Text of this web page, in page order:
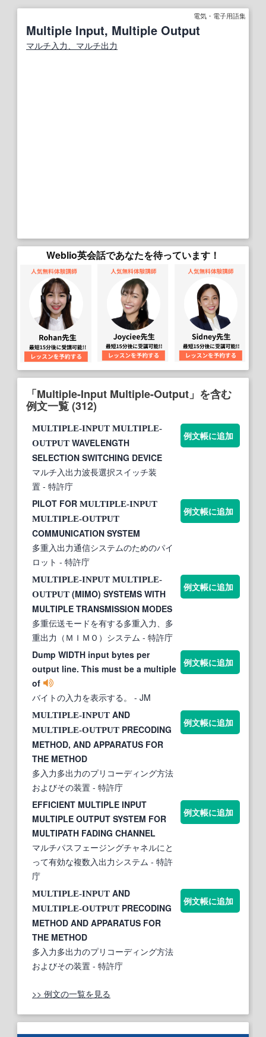
電気・電子用語集
Multiple Input, Multiple Output
マルチ入力、マルチ出力
Weblio英会話であなたを待っています！
「Multiple-Input Multiple-Output」を含む
例文一覧 (312)
MULTIPLE-INPUT MULTIPLE-
OUTPUT WAVELENGTH
SELECTION SWITCHING DEVICE
マルチ入出力波長選択スイッチ装
置 - 特許庁
例文帳に追加
PILOT FOR MULTIPLE-INPUT
MULTIPLE-OUTPUT
COMMUNICATION SYSTEM
多重入出力通信システムのためのパイ
ロット - 特許庁
例文帳に追加
MULTIPLE-INPUT MULTIPLE-
OUTPUT (MIMO) SYSTEMS WITH
MULTIPLE TRANSMISSION MODES
多重伝送モードを有する多重入力、多
重出力（ＭＩＭＯ）システム - 特許庁
例文帳に追加
Dump WIDTH input bytes per
output line. This must be a multiple
of
バイトの入力を表示する。
- JM
例文帳に追加
MULTIPLE-INPUT AND
MULTIPLE-OUTPUT PRECODING
METHOD, AND APPARATUS FOR
THE METHOD
多入力多出力のプリコーディング方法
およびその装置 - 特許庁
例文帳に追加
EFFICIENT MULTIPLE INPUT
MULTIPLE OUTPUT SYSTEM FOR
MULTIPATH FADING CHANNEL
マルチパスフェージングチャネルにと
って有効な複数入出力システム - 特許
庁
例文帳に追加
MULTIPLE-INPUT AND
MULTIPLE-OUTPUT PRECODING
METHOD AND APPARATUS FOR
THE METHOD
多入力多出力のプリコーディング方法
およびその装置 - 特許庁
例文帳に追加
>> 例文の一覧を見る